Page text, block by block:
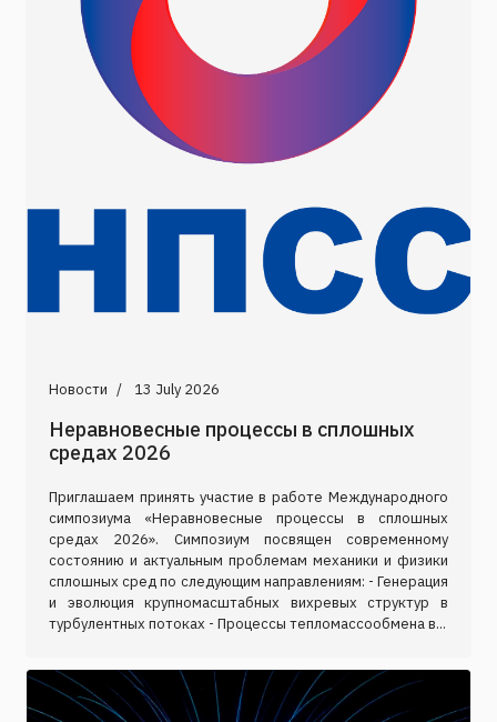
Новости 13 July 2026
Неравновесные процессы в сплошных
средах 2026
Приглашаем принять участие в работе Международного
симпозиума «Неравновесные процессы в сплошных
средах 2026». Симпозиум посвящен современному
состоянию и актуальным проблемам механики и физики
сплошных сред по следующим направлениям: - Генерация
и эволюция крупномасштабных вихревых структур в
турбулентных потоках - Процессы тепломассообмена в...